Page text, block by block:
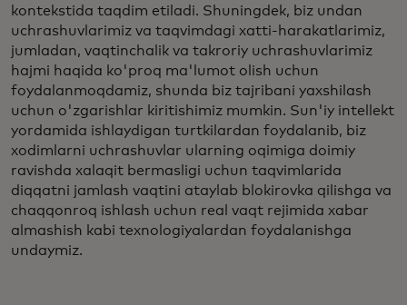
kontekstida taqdim etiladi.​ Shuningdek, biz undan
uchrashuvlarimiz va taqvimdagi xatti-harakatlarimiz,
jumladan, vaqtinchalik va takroriy uchrashuvlarimiz
hajmi haqida ko'proq ma'lumot olish uchun
foydalanmoqdamiz, shunda biz tajribani yaxshilash
uchun o'zgarishlar kiritishimiz mumkin. Sun'iy intellekt
yordamida ishlaydigan turtkilardan foydalanib, biz
xodimlarni uchrashuvlar ularning oqimiga doimiy
ravishda xalaqit bermasligi uchun taqvimlarida
diqqatni jamlash vaqtini ataylab blokirovka qilishga va
chaqqonroq ishlash uchun real vaqt rejimida xabar
almashish kabi texnologiyalardan foydalanishga
undaymiz.